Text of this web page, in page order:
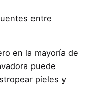
entre
en la mayoría de
puede
pieles y